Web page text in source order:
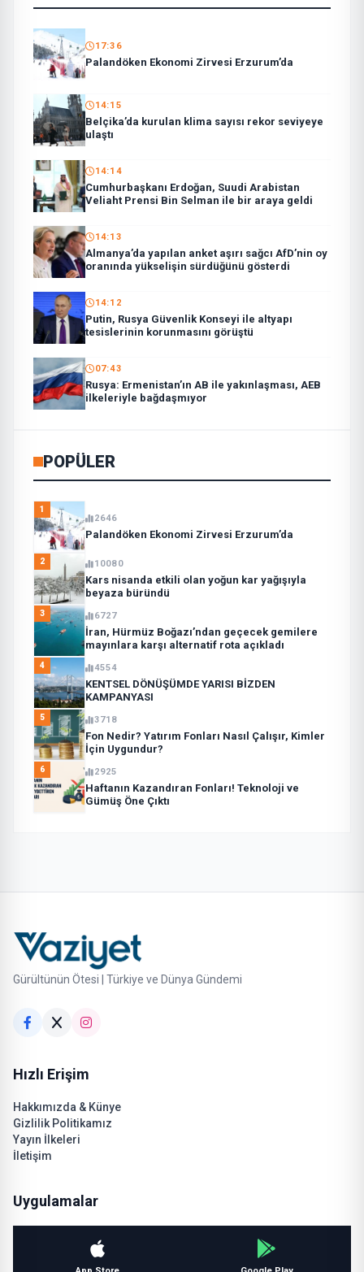
17:36
Palandöken Ekonomi Zirvesi Erzurum’da
14:15
Belçika’da kurulan klima sayısı rekor seviyeye
ulaştı
14:14
Cumhurbaşkanı Erdoğan, Suudi Arabistan
Veliaht Prensi Bin Selman ile bir araya geldi
14:13
Almanya’da yapılan anket aşırı sağcı AfD’nin oy
oranında yükselişin sürdüğünü gösterdi
14:12
Putin, Rusya Güvenlik Konseyi ile altyapı
tesislerinin korunmasını görüştü
07:43
Rusya: Ermenistan’ın AB ile yakınlaşması, AEB
ilkeleriyle bağdaşmıyor
POPÜLER
1
2646
Palandöken Ekonomi Zirvesi Erzurum’da
2 10080
Kars nisanda etkili olan yoğun kar yağışıyla
beyaza büründü
3 6727
İran, Hürmüz Boğazı’ndan geçecek gemilere
mayınlara karşı alternatif rota açıkladı
4 4554
KENTSEL DÖNÜŞÜMDE YARISI BİZDEN
KAMPANYASI
5 3718
Fon Nedir? Yatırım Fonları Nasıl Çalışır, Kimler
İçin Uygundur?
6 2925
Haftanın Kazandıran Fonları! Teknoloji ve
Gümüş Öne Çıktı
Gürültünün Ötesi | Türkiye ve Dünya Gündemi
Hızlı Erişim
Hakkımızda & Künye
Gizlilik Politikamız
Yayın İlkeleri
İletişim
Uygulamalar